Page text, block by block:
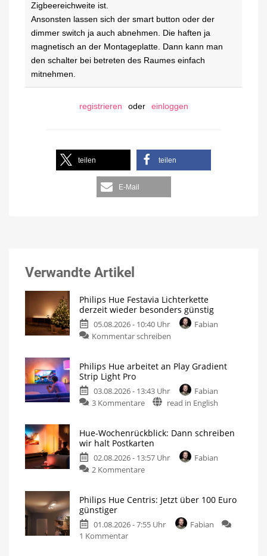
Zigbeereichweite ist.
Ansonsten lassen sich der smart button oder der
dimmer switch ja auch abnehmen. Die haften ja
magnetisch an der Montageplatte. Dann kann man
den schalter bei betreten des Raumes einfach
mitnehmen.
registrieren oder einloggen
teilen teilen
E-Mail
Verwandte Artikel
Philips Hue Festavia Lichterkette
derzeit wieder besonders günstig
05.08.2026 - 10:40 Uhr
Fabian
Kommentar schreiben
Philips Hue arbeitet an Play Gradient
Strip Light Pro
03.08.2026 - 13:43 Uhr
Fabian
3 Kommentare
read in English
Hue-Wochenrückblick: Dann schreiben
wir halt Postkarten
02.08.2026 - 13:57 Uhr
Fabian
2 Kommentare
Philips Hue Centris: Jetzt über 100 Euro
günstiger
01.08.2026 - 7:55 Uhr
Fabian
1 Kommentar